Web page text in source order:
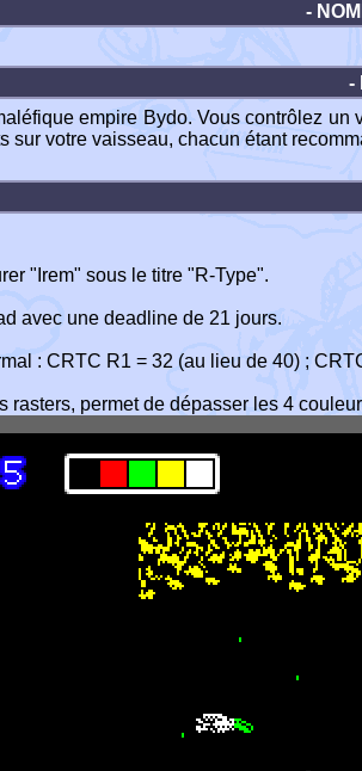
-
-
empire Bydo. Vous contrôlez
sur votre vaisseau, chacun étant
"Irem" sous le titre "R-Type".
avec une deadline de 21 jours.
: CRTC R1 = 32 (au lieu de 40) ;
rasters, permet de dépasser les 4